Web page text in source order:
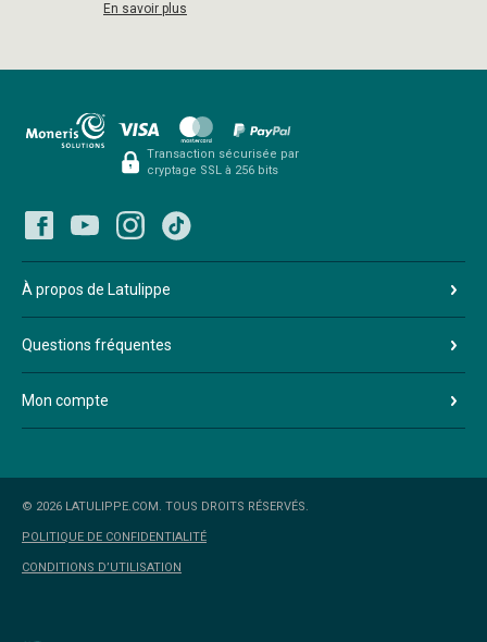
En savoir plus
Transaction sécurisée par
cryptage SSL à 256 bits
À propos de Latulippe
Questions fréquentes
Mon compte
© 2026 LATULIPPE.COM. TOUS DROITS RÉSERVÉS.
POLITIQUE DE CONFIDENTIALITÉ
CONDITIONS D’UTILISATION